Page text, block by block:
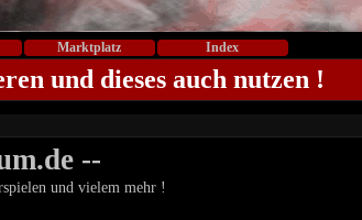
Marktplatz Index
und dieses auch nutzen !
--
und vielem mehr !